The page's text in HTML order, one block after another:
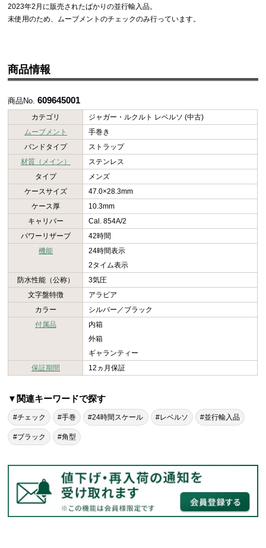
2023年2月に販売されたばかりの並行輸入品。
未使用のため、ムーブメントのチェックのみ行っています。
商品情報
商品No.609645001
カテゴリ
ジャガー・ルクルト レベルソ (中古)
ムーブメント
手巻き
バンドタイプ
ストラップ
材質（メイン）
ステンレス
タイプ
メンズ
ケースサイズ
47.0×28.3mm
ケース厚
10.3mm
キャリバー
Cal. 854A/2
パワーリザーブ
42時間
機能
24時間表示
2タイム表示
防水性能（公称）
3気圧
文字盤特徴
アラビア
カラー
シルバー／ブラック
付属品
内箱
外箱
ギャランティー
保証期間
12ヵ月保証
▼関連キーワードで探す
#チェック #手巻 #24時間スケール #レベルソ #並行輸入品
#ブラック #角型